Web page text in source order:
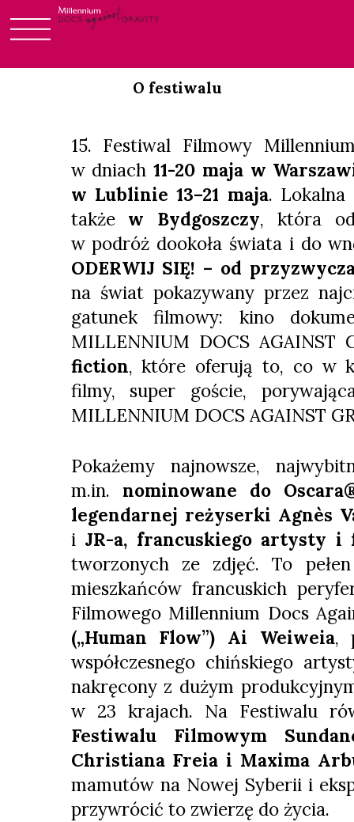
to
O festiwalu
15. Festiwal Filmowy
w dniach11-20 maja w
w Lublinie 13–21 maja. Lokalna
także w Bydgoszczy, która
w podróż dookoła świata i do
ODERWIJ SIĘ! – od
na świat pokazywany przez
gatunek filmowy: kino
MILLENNIUM DOCS AGAINST
fiction, które oferują to, co w
filmy, super goście,
MILLENNIUM DOCS AGAINST
Pokażemy najnowsze,
m.in. nominowane do
legendarnej reżyserki Agnès
i JR-a, francuskiego artysty i
tworzonych ze zdjęć. To
mieszkańców francuskich
Filmowego Millennium Docs
(„Human Flow”) Ai Weiweia,
współczesnego chińskiego
nakręcony z dużym
w 23 krajach. Na Festiwalu
Festiwalu Filmowym
Christiana Freia i Maxima
mamutów na Nowej Syberii i
przywrócić to zwierzę do życia.